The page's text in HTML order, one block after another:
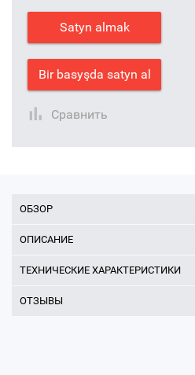
Satyn almak
Bir basyşda satyn al
Сравнить
ОБЗОР
ОПИСАНИЕ
ТЕХНИЧЕСКИЕ ХАРАКТЕРИСТИКИ
ОТЗЫВЫ